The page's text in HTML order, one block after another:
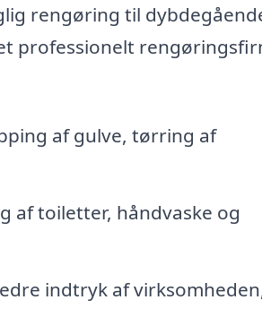
rengøring til
professionelt
af gulve, tørring af
af toiletter, håndvaske og
indtryk af